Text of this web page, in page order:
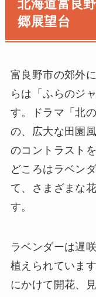
北海道富良
郷展望台
富良野市の郊外
らは「ふらのジ
す。ドラマ「北
の、広大な田園
のコントラスト
どころはラベン
て、さまざまな
す。
ラベンダーは遅
植えられていま
にかけて開花、